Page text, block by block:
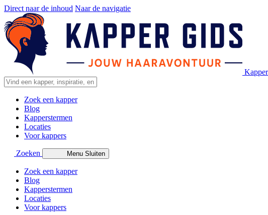
Direct naar de inhoud Naar de navigatie
Zoek een kapper
Blog
Kapperstermen
Locaties
Voor kappers
Zoeken Menu Sluiten
Zoek een kapper
Blog
Kapperstermen
Locaties
Voor kappers